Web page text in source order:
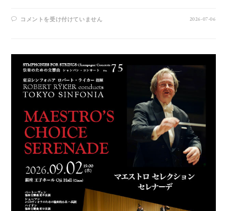
コメントを受け付けていません 2026-07-06